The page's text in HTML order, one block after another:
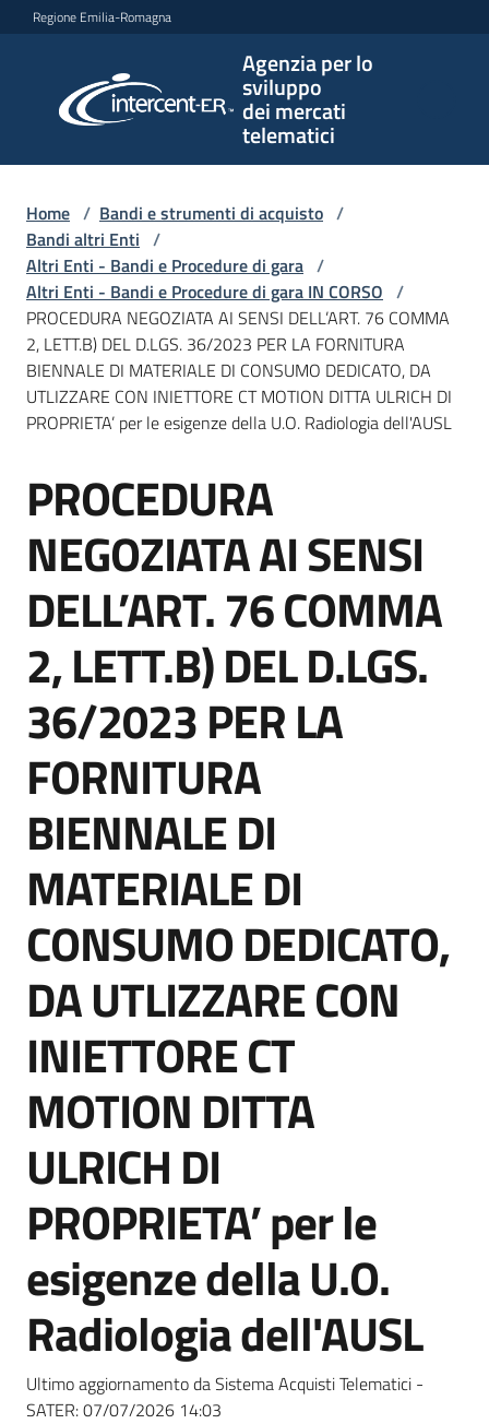
Vai al contenuto
Vai alla navigazione
Vai al footer
Regione Emilia-Romagna
Agenzia per lo
sviluppo
dei mercati
telematici
per lo
sviluppo
telematici
L'Agenzia
Bandi
e
di
acquisto
Supporto
Piattaforme
telematiche
English
site
Seguici
su
Home / Bandi e strumenti di acquisto /
Bandi altri Enti /
Altri Enti - Bandi e Procedure di gara /
Altri Enti - Bandi e Procedure di gara IN CORSO /
PROCEDURA NEGOZIATA AI SENSI DELL’ART. 76 COMMA
2, LETT.B) DEL D.LGS. 36/2023 PER LA FORNITURA
BIENNALE DI MATERIALE DI CONSUMO DEDICATO, DA
UTLIZZARE CON INIETTORE CT MOTION DITTA ULRICH DI
PROPRIETA’ per le esigenze della U.O. Radiologia dell'AUSL
Salta al contenuto
PROCEDURA
NEGOZIATA AI SENSI
DELL’ART. 76 COMMA
2, LETT.B) DEL D.LGS.
36/2023 PER LA
FORNITURA
BIENNALE DI
MATERIALE DI
CONSUMO DEDICATO,
DA UTLIZZARE CON
INIETTORE CT
MOTION DITTA
ULRICH DI
PROPRIETA’ per le
esigenze della U.O.
Radiologia dell'AUSL
Ultimo aggiornamento da Sistema Acquisti Telematici -
SATER:07/07/2026 14:03